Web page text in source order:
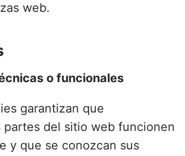
web.
o funcionales
garantizan que
partes del sitio web funcionen
y que se conozcan sus